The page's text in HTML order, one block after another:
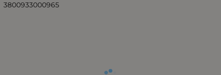
3800933000965